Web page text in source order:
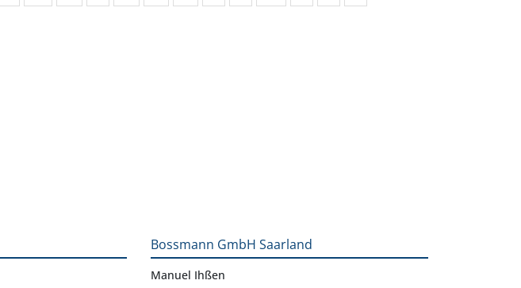
Bossmann GmbH Saarland
Manuel Ihßen